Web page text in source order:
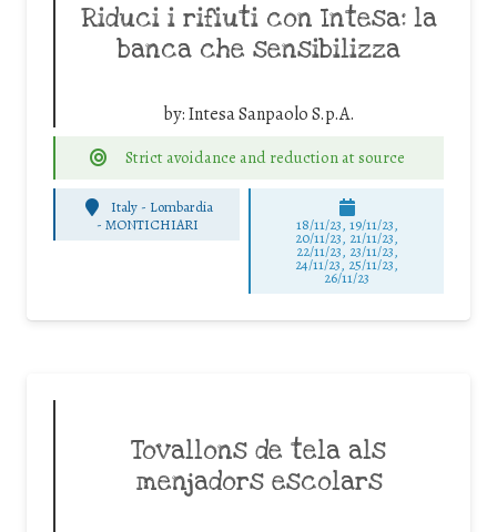
Riduci i rifiuti con Intesa: la
banca che sensibilizza
by:Intesa Sanpaolo S.p.A.
Strict avoidance and reduction at source
Italy - Lombardia
- MONTICHIARI 18/11/23, 19/11/23,
20/11/23, 21/11/23,
22/11/23, 23/11/23,
24/11/23, 25/11/23,
26/11/23
Tovallons de tela als
menjadors escolars